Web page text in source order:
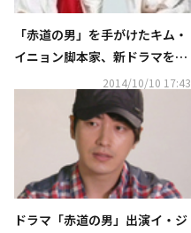
「赤道の男」を手がけたキム・
イニョン脚本家、新ドラマを準
2014/10/10 17:43
ドラマ「赤道の男」出演イ・ジ